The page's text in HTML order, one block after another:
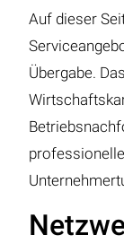
Auf dieser
Übergabe.